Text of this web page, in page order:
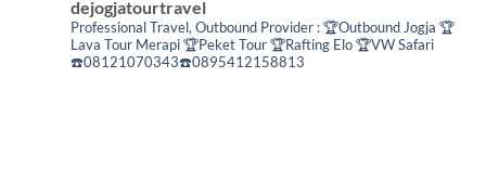
dejogjatourtravel
Professional Travel, Outbound Provider :🏆Outbound Jogja 🏆
Lava Tour Merapi🏆Peket Tour🏆Rafting Elo🏆VW Safari
☎️08121070343☎️0895412158813